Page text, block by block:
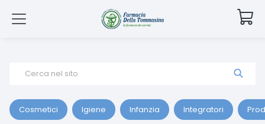
Cerca nel sito
Cosmetici Igiene Infanzia Integratori